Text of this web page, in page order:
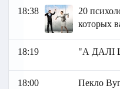
18:38
20
которых
18:19 "А ДАЛІ
18:00
Пекло